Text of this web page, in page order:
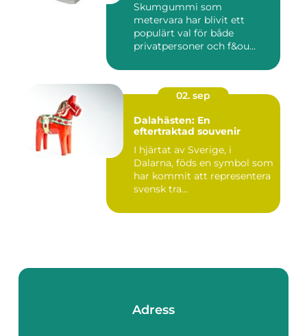
Skumgummi som
metervara har blivit ett
populärt val för både
privatpersoner och f&ou...
02. sep
Dalahästen: En
eftertraktad souvenir
I hjärtat av Sverige, i
Dalarna, föds en symbol som
har kommit att representera
svensk tra...
Adress